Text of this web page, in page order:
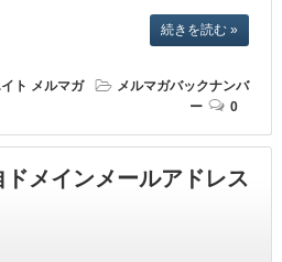
続きを読む »
ト メルマガ
メルマガバックナンバ
ー
0
メインメールアドレス